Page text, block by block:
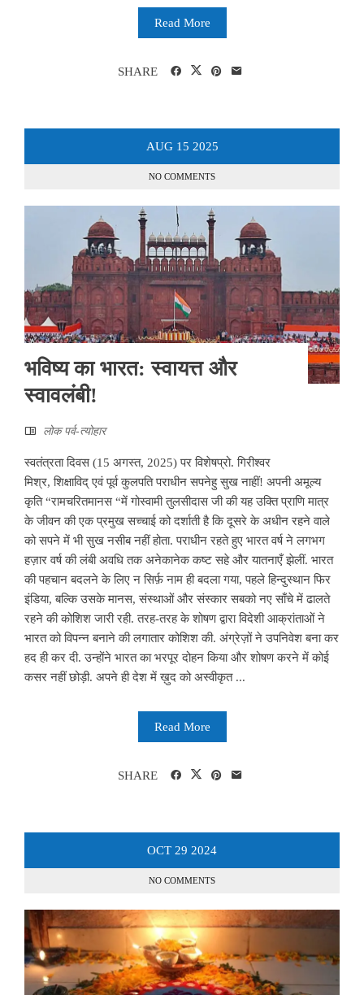
Read More
SHARE
AUG 15 2025
NO COMMENTS
भविष्य का भारत: स्वायत्त और
स्वावलंबी!
लोक पर्व-त्योहार
स्वतंत्रता दिवस (15 अगस्त, 2025) पर विशेषप्रो. गिरीश्वर
मिश्र, शिक्षाविद् एवं पूर्व कुलपति पराधीन सपनेहु सुख नाहीं! अपनी अमूल्य
कृति “रामचरितमानस “में गोस्वामी तुलसीदास जी की यह उक्ति प्राणि मात्र
के जीवन की एक प्रमुख सच्चाई को दर्शाती है कि दूसरे के अधीन रहने वाले
को सपने में भी सुख नसीब नहीं होता. पराधीन रहते हुए भारत वर्ष ने लगभग
हज़ार वर्ष की लंबी अवधि तक अनेकानेक कष्ट सहे और यातनाएँ झेलीं. भारत
की पहचान बदलने के लिए न सिर्फ़ नाम ही बदला गया, पहले हिन्दुस्थान फिर
इंडिया, बल्कि उसके मानस, संस्थाओं और संस्कार सबको नए साँचे में ढालते
रहने की कोशिश जारी रही. तरह-तरह के शोषण द्वारा विदेशी आक्रांताओं ने
भारत को विपन्न बनाने की लगातार कोशिश की. अंग्रेज़ों ने उपनिवेश बना कर
हद ही कर दी. उन्होंने भारत का भरपूर दोहन किया और शोषण करने में कोई
कसर नहीं छोड़ी. अपने ही देश में ख़ुद को अस्वीकृत ...
Read More
SHARE
OCT 29 2024
NO COMMENTS